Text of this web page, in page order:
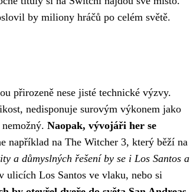
by miliony hráčů po celém světě.
přirozeně nese jisté technické výzvy.
nedisponuje surovým výkonem jako
Naopak, vývojáři her se
například na The Witcher 3, který běží na
a důmyslných řešení by se i Los Santos a
ulicích Los Santos ve vlaku, nebo si